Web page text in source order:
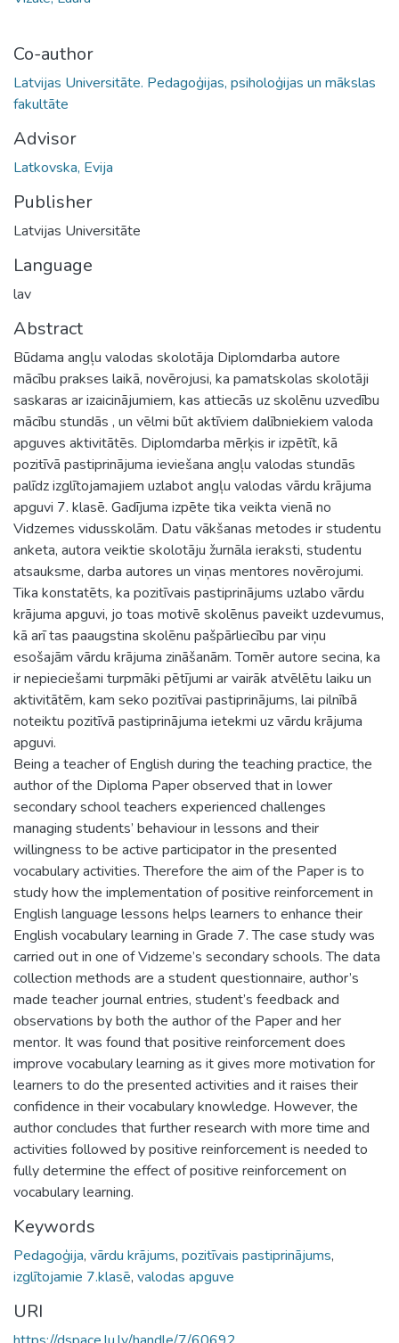
Co-author
Latvijas Universitāte. Pedagoģijas, psiholoģijas un mākslas
fakultāte
Advisor
Latkovska, Evija
Publisher
Latvijas Universitāte
Language
lav
Abstract
Būdama angļu valodas skolotāja Diplomdarba autore
mācību prakses laikā, novērojusi, ka pamatskolas skolotāji
saskaras ar izaicinājumiem, kas attiecās uz skolēnu uzvedību
mācību stundās , un vēlmi būt aktīviem dalībniekiem valoda
apguves aktivitātēs. Diplomdarba mērķis ir izpētīt, kā
pozitīvā pastiprinājuma ieviešana angļu valodas stundās
palīdz izglītojamajiem uzlabot angļu valodas vārdu krājuma
apguvi 7. klasē. Gadījuma izpēte tika veikta vienā no
Vidzemes vidusskolām. Datu vākšanas metodes ir studentu
anketa, autora veiktie skolotāju žurnāla ieraksti, studentu
atsauksme, darba autores un viņas mentores novērojumi.
Tika konstatēts, ka pozitīvais pastiprinājums uzlabo vārdu
krājuma apguvi, jo toas motivē skolēnus paveikt uzdevumus,
kā arī tas paaugstina skolēnu pašpārliecību par viņu
esošajām vārdu krājuma zināšanām. Tomēr autore secina, ka
ir nepieciešami turpmāki pētījumi ar vairāk atvēlētu laiku un
aktivitātēm, kam seko pozitīvai pastiprinājums, lai pilnībā
noteiktu pozitīvā pastiprinājuma ietekmi uz vārdu krājuma
apguvi.
Being a teacher of English during the teaching practice, the
author of the Diploma Paper observed that in lower
secondary school teachers experienced challenges
managing students’ behaviour in lessons and their
willingness to be active participator in the presented
vocabulary activities. Therefore the aim of the Paper is to
study how the implementation of positive reinforcement in
English language lessons helps learners to enhance their
English vocabulary learning in Grade 7. The case study was
carried out in one of Vidzeme’s secondary schools. The data
collection methods are a student questionnaire, author’s
made teacher journal entries, student’s feedback and
observations by both the author of the Paper and her
mentor. It was found that positive reinforcement does
improve vocabulary learning as it gives more motivation for
learners to do the presented activities and it raises their
confidence in their vocabulary knowledge. However, the
author concludes that further research with more time and
activities followed by positive reinforcement is needed to
fully determine the effect of positive reinforcement on
vocabulary learning.
Keywords
Pedagoģija, vārdu krājums, pozitīvais pastiprinājums,
izglītojamie 7.klasē, valodas apguve
URI